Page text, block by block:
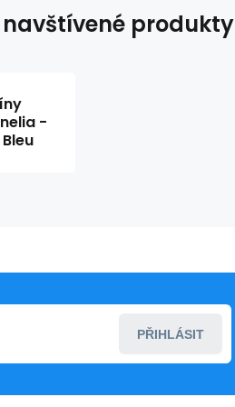
produkty
-
PŘIHLÁSIT